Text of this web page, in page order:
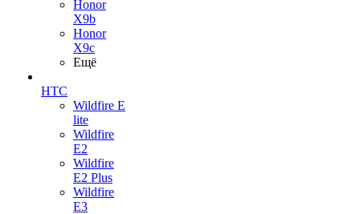
Honor
X9b
Honor
X9c
Ещё
HTC
Wildfire E
lite
Wildfire
E2
Wildfire
E2 Plus
Wildfire
E3